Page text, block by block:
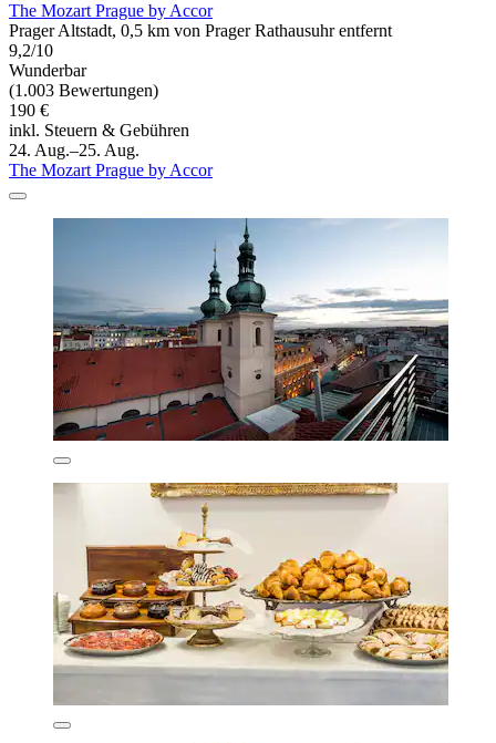
The Mozart Prague by Accor
Prager Altstadt, 0,5 km von Prager Rathausuhr entfernt
9,2/10
Wunderbar
(1.003 Bewertungen)
190 €
inkl. Steuern & Gebühren
24. Aug.–25. Aug.
The Mozart Prague by Accor